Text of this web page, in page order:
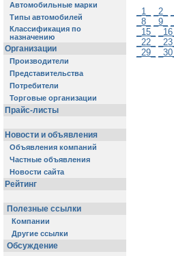
Автомобильные марки
Типы автомобилей
Классификация по
назначению
Организации
Производители
Представительства
Потребители
Торговые организации
Прайс-листы
Новости и объявления
Объявления компаний
Частные объявления
Новости сайта
Рейтинг
Полезные ссылки
Компании
Другие ссылки
Обсуждение
_1_ _2_
_8_
_9_
_15_
_16_
_22_
_23_
_29_
_30_